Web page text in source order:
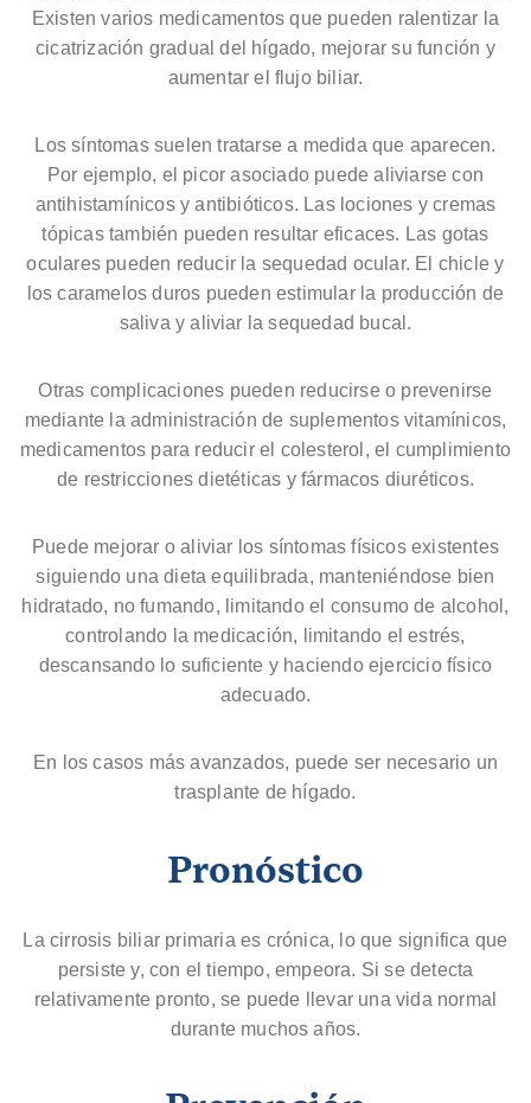
Existen varios medicamentos que pueden ralentizar la
cicatrización gradual del hígado, mejorar su función y
aumentar el flujo biliar.
Los síntomas suelen tratarse a medida que aparecen.
Por ejemplo, el picor asociado puede aliviarse con
antihistamínicos y antibióticos. Las lociones y cremas
tópicas también pueden resultar eficaces. Las gotas
oculares pueden reducir la sequedad ocular. El chicle y
los caramelos duros pueden estimular la producción de
saliva y aliviar la sequedad bucal.
Otras complicaciones pueden reducirse o prevenirse
mediante la administración de suplementos vitamínicos,
medicamentos para reducir el colesterol, el cumplimiento
de restricciones dietéticas y fármacos diuréticos.
Puede mejorar o aliviar los síntomas físicos existentes
siguiendo una dieta equilibrada, manteniéndose bien
hidratado, no fumando, limitando el consumo de alcohol,
controlando la medicación, limitando el estrés,
descansando lo suficiente y haciendo ejercicio físico
adecuado.
En los casos más avanzados, puede ser necesario un
trasplante de hígado.
Pronóstico
La cirrosis biliar primaria es crónica, lo que significa que
persiste y, con el tiempo, empeora. Si se detecta
relativamente pronto, se puede llevar una vida normal
durante muchos años.